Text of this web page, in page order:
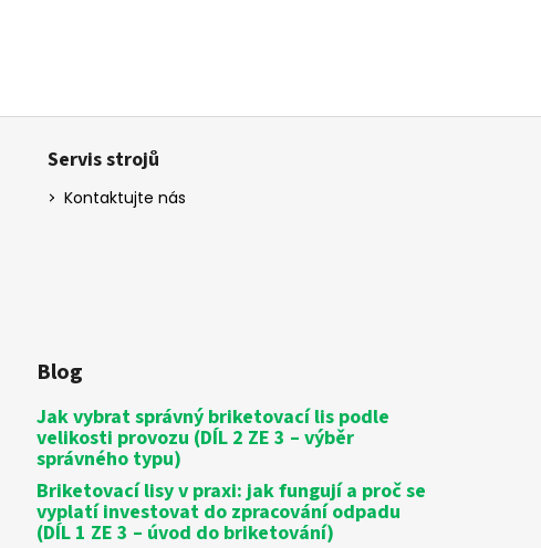
Servis strojů
Kontaktujte nás
Blog
Jak vybrat správný briketovací lis podle
velikosti provozu (DÍL 2 ZE 3 – výběr
správného typu)
Briketovací lisy v praxi: jak fungují a proč se
vyplatí investovat do zpracování odpadu
(DÍL 1 ZE 3 – úvod do briketování)